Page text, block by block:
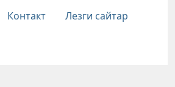
Контакт
Лезги сайтар